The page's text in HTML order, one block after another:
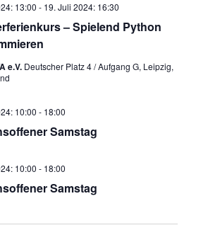
– Spielend Python
13:00 - 19. Juli 2024: 16:30
e.V. Deutscher Platz 4 / Aufgang G, Leipzig,
Samstag
10:00 - 18:00
Samstag
10:00 - 18:00